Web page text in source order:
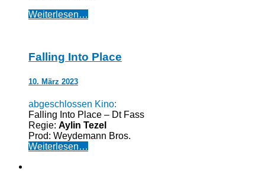
Weiterlesen…
Falling Into Place
10. März 2023
abgeschlossen Kino:
Falling Into Place – Dt Fass
Regie: Aylin Tezel
Prod: Weydemann Bros.
Weiterlesen…